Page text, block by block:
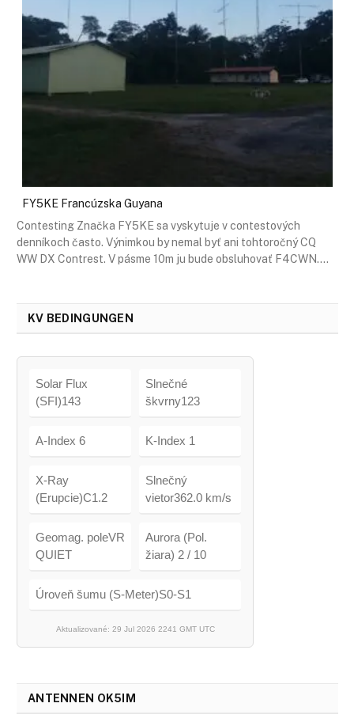
FY5KE Francúzska Guyana
Contesting Značka FY5KE sa vyskytuje v contestových
denníkoch často. Výnimkou by nemal byť ani tohtoročný CQ
WW DX Contrest. V pásme 10m ju bude obsluhovať F4CWN.…
KV BEDINGUNGEN
Solar Flux
(SFI)143
Slnečné
škvrny123
A-Index 6 K-Index 1
X-Ray
(Erupcie)C1.2
Slnečný
vietor362.0 km/s
Geomag. poleVR
QUIET
Aurora (Pol.
žiara) 2 / 10
Úroveň šumu (S-Meter)S0-S1
Aktualizované: 29 Jul 2026 2241 GMT UTC
ANTENNEN OK5IM